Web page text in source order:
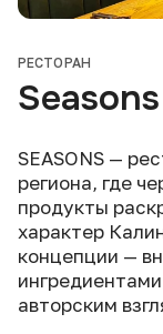
РЕСТОРАН
Seasons
SEASONS —
региона, где
продукты
характер
концепции —
авторским